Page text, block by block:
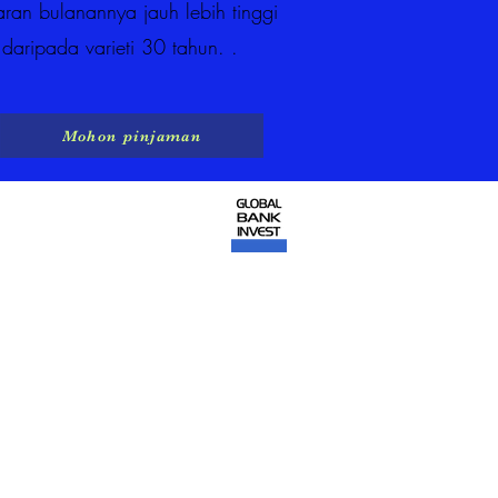
bulanannya jauh lebih tinggi
daripada varieti 30 tahun. .
Mohon pinjaman